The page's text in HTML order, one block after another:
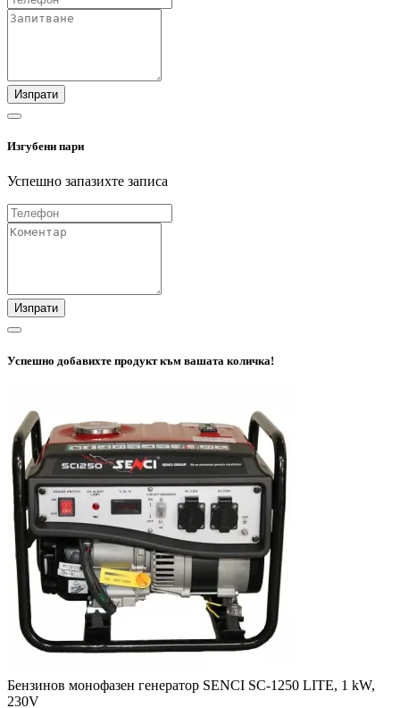
Изпрати
Изгубени пари
Успешно запазихте записа
Изпрати
Успешно добавихте продукт към вашата количка!
Бензинов монофазен генератор SENCI SC-1250 LITE, 1 kW,
230V